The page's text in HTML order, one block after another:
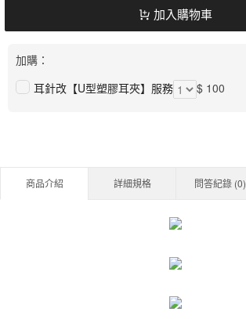
加入購物車
加購：
耳針改【U型塑膠耳夾】服務
$ 100
商品介紹 詳細規格 問答紀錄 (0)